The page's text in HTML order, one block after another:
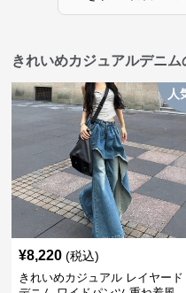
きれいめカジュアルデニ
人
¥8,220 (税込)
きれいめカジュアル レイヤード